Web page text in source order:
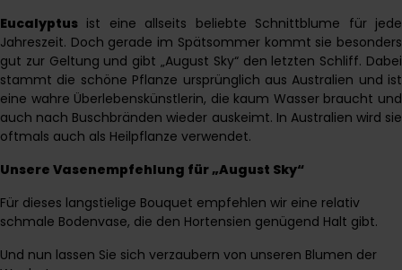
Eucalyptus ist eine allseits beliebte Schnittblume für jede
Jahreszeit. Doch gerade im Spätsommer kommt sie besonders
gut zur Geltung und gibt „August Sky“ den letzten Schliff. Dabei
stammt die schöne Pflanze ursprünglich aus Australien und ist
eine wahre Überlebenskünstlerin, die kaum Wasser braucht und
auch nach Buschbränden wieder auskeimt. In Australien wird sie
oftmals auch als Heilpflanze verwendet.
Unsere Vasenempfehlung für „August Sky“
Für dieses langstielige Bouquet empfehlen wir eine relativ
schmale Bodenvase, die den Hortensien genügend Halt gibt.
Und nun lassen Sie sich verzaubern von unseren Blumen der